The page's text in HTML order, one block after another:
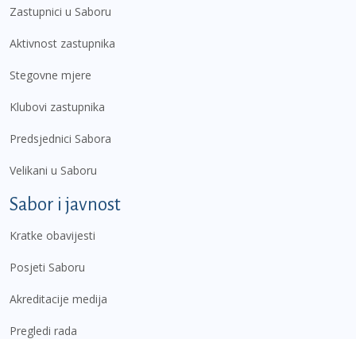
Zastupnici u Saboru
Aktivnost zastupnika
Stegovne mjere
Klubovi zastupnika
Predsjednici Sabora
Velikani u Saboru
Sabor i javnost
Kratke obavijesti
Posjeti Saboru
Akreditacije medija
Pregledi rada